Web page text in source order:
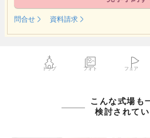
問合せ 資料請求
トップ フォト フェア
こんな式場も
検討されて